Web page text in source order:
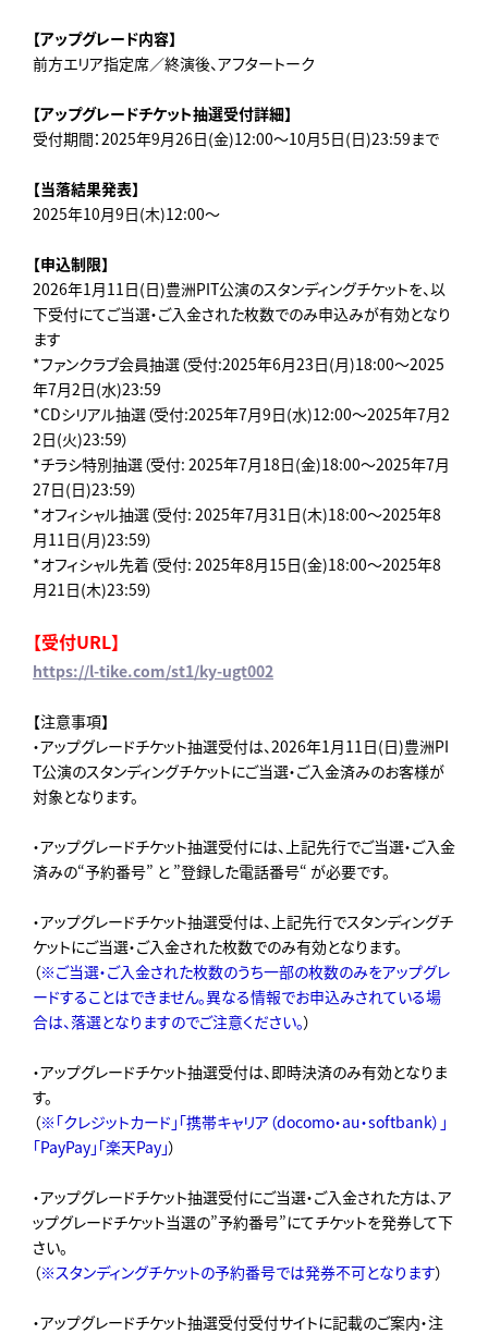
【アップグレード内容】
前方エリア指定席／終演後、アフタートーク
【アップグレードチケット抽選受付詳細】
受付期間：2025年9月26日(金)12:00～10月5日(日)23:59まで
【当落結果発表】
2025年10月9日(木)12:00～
【申込制限】
2026年1月11日(日)豊洲PIT公演のスタンディングチケットを、以
下受付にてご当選・ご入金された枚数でのみ申込みが有効となり
ます
*ファンクラブ会員抽選（受付:2025年6月23日(月)18:00～2025
年7月2日(水)23:59
*CDシリアル抽選（受付:2025年7月9日(水)12:00～2025年7月2
2日(火)23:59）
*チラシ特別抽選（受付: 2025年7月18日(金)18:00～2025年7月
27日(日)23:59）
*オフィシャル抽選（受付: 2025年7月31日(木)18:00～2025年8
月11日(月)23:59）
*オフィシャル先着（受付: 2025年8月15日(金)18:00～2025年8
月21日(木)23:59）
【受付URL】
https://l-tike.com/st1/ky-ugt002
【注意事項】
・アップグレードチケット抽選受付は、2026年1月11日(日)豊洲PI
T公演のスタンディングチケットにご当選・ご入金済みのお客様が
対象となります。
・アップグレードチケット抽選受付には、上記先行でご当選・ご入金
済みの“予約番号” と ”登録した電話番号“ が必要です。
・アップグレードチケット抽選受付は、上記先行でスタンディングチ
ケットにご当選・ご入金された枚数でのみ有効となります。
（※ご当選・ご入金された枚数のうち一部の枚数のみをアップグレ
ードすることはできません。異なる情報でお申込みされている場
合は、落選となりますのでご注意ください。）
・アップグレードチケット抽選受付は、即時決済のみ有効となりま
す。
（※「クレジットカード」「携帯キャリア（docomo・au・softbank）」
「PayPay」「楽天Pay」）
・アップグレードチケット抽選受付にご当選・ご入金された方は、ア
ップグレードチケット当選の”予約番号”にてチケットを発券して下
さい。
（※スタンディングチケットの予約番号では発券不可となります）
・アップグレードチケット抽選受付受付サイトに記載のご案内・注